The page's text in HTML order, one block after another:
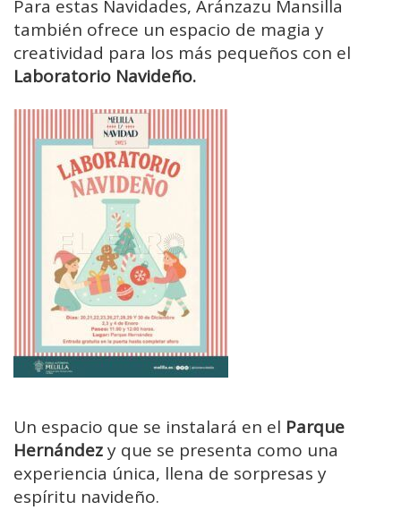
Para estas Navidades, Aránzazu Mansilla
también ofrece un espacio de magia y
creatividad para los más pequeños con el
Laboratorio Navideño.
Un espacio que se instalará en el Parque
Hernándezy que se presenta como una
experiencia única, llena de sorpresas y
espíritu navideño.